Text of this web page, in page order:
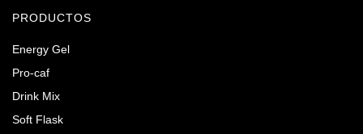
PRODUCTOS
Energy Gel
Pro-caf
Drink Mix
Soft Flask